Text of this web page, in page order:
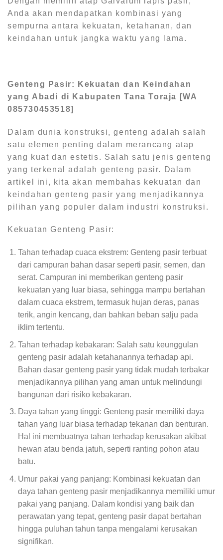
Anda akan mendapatkan kombinasi yang
sempurna antara kekuatan, ketahanan, dan
keindahan untuk jangka waktu yang lama.
Genteng Pasir: Kekuatan dan Keindahan
yang Abadi di Kabupaten Tana Toraja [WA
085730453518]
Dalam dunia konstruksi, genteng adalah salah
satu elemen penting dalam merancang atap
yang kuat dan estetis. Salah satu jenis genteng
yang terkenal adalah genteng pasir. Dalam
artikel ini, kita akan membahas kekuatan dan
keindahan genteng pasir yang menjadikannya
pilihan yang populer dalam industri konstruksi.
Kekuatan Genteng Pasir:
Tahan terhadap cuaca ekstrem: Genteng pasir terbuat
dari campuran bahan dasar seperti pasir, semen, dan
serat. Campuran ini memberikan genteng pasir
kekuatan yang luar biasa, sehingga mampu bertahan
dalam cuaca ekstrem, termasuk hujan deras, panas
terik, angin kencang, dan bahkan beban salju pada
iklim tertentu.
Tahan terhadap kebakaran: Salah satu keunggulan
genteng pasir adalah ketahanannya terhadap api.
Bahan dasar genteng pasir yang tidak mudah terbakar
menjadikannya pilihan yang aman untuk melindungi
bangunan dari risiko kebakaran.
Daya tahan yang tinggi: Genteng pasir memiliki daya
tahan yang luar biasa terhadap tekanan dan benturan.
Hal ini membuatnya tahan terhadap kerusakan akibat
hewan atau benda jatuh, seperti ranting pohon atau
batu.
Umur pakai yang panjang: Kombinasi kekuatan dan
daya tahan genteng pasir menjadikannya memiliki umur
pakai yang panjang. Dalam kondisi yang baik dan
perawatan yang tepat, genteng pasir dapat bertahan
hingga puluhan tahun tanpa mengalami kerusakan
signifikan.